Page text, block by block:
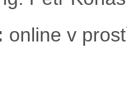
online v